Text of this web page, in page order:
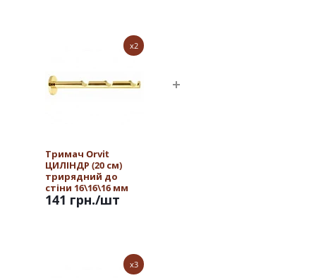
x2
Тримач Orvit
ЦИЛІНДР (20 см)
трирядний до
стіни 16\16\16 мм
ЗОЛОТО
141 грн./шт
x3